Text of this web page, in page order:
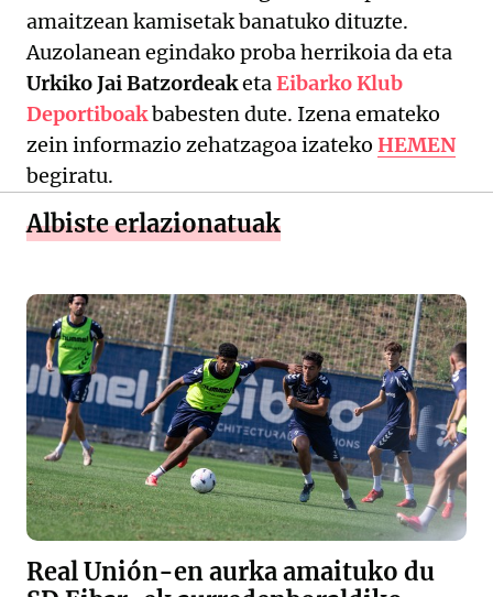
amaitzean kamisetak banatuko dituzte.
Auzolanean egindako proba herrikoia da eta
Urkiko Jai BatzordeaketaEibarko Klub
Deportiboakbabesten dute. Izena emateko
zein informazio zehatzagoa izateko HEMEN
begiratu.
Albiste erlazionatuak
Real Unión-en aurka amaituko du